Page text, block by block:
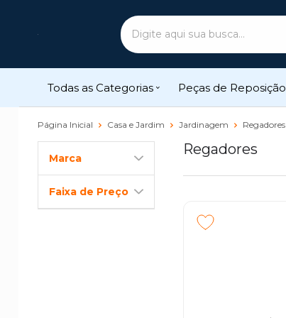
Todas as Categorias Peças de Reposição
Página Inicial Casa e Jardim Jardinagem Regadores
Marca
Faixa de Preço
Regadores